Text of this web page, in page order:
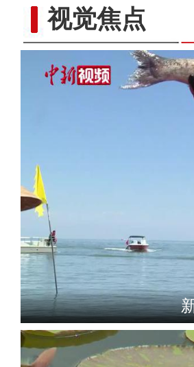
视觉焦点